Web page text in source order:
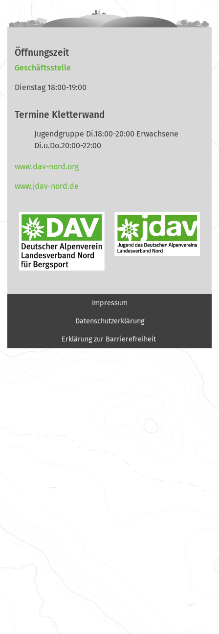
Öffnungszeit
Geschäftsstelle
Dienstag 18:00-19:00
Termine Kletterwand
Jugendgruppe Di.18:00-20:00 Erwachsene
Di.u.Do.20:00-22:00
www.dav-nord.org
www.jdav-nord.de
Impressum
Datenschutzerklärung
Erklärung zur Barrierefreiheit